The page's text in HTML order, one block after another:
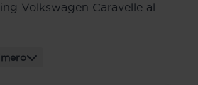
Volkswagen Caravelle al